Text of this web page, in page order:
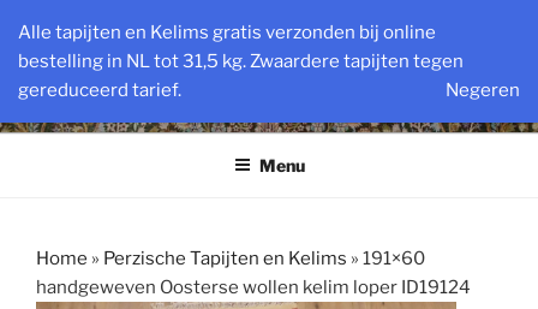
Alle tapijten en Kelims gratis verzonden bij online
bestelling in NL tot 31,5 kg. Zwaardere tapijten tegen
gereduceerd tarief.
Negeren
naar
de
inhoud
VINTAGE PERZISCHE EN
OOSTERSE TAPIJTEN
Powered by SlatsAntiek.nl sinds 1978
Menu
Home » Perzische Tapijten en Kelims » 191×60
handgeweven Oosterse wollen kelim loper ID19124